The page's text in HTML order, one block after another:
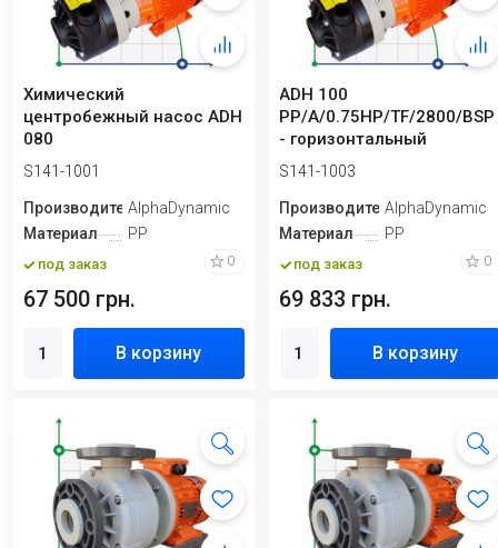
Химический
центробежный насос ADH
080
PP/A/0.75HP/TF/2800/BSP
S141-1001
ПроизводительAlphaDynamic
Материал
PP
под заказ 0
67 500 грн.
В корзину
ADH 100
PP/A/0.75HP/TF/2800/BSP
- горизонтальный
центробежный насос
S141-1003
ПроизводительAlphaDynamic
Материал
PP
под заказ 0
69 833 грн.
В корзину